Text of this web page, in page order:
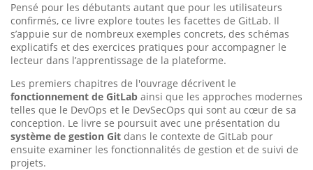
Pensé pour les débutants autant que pour les utilisateurs
confirmés, ce livre explore toutes les facettes de GitLab. Il
s’appuie sur de nombreux exemples concrets, des schémas
explicatifs et des exercices pratiques pour accompagner le
lecteur dans l’apprentissage de la plateforme.
Les premiers chapitres de l'ouvrage décrivent le
fonctionnement de GitLab ainsi que les approches modernes
telles que le DevOps et le DevSecOps qui sont au cœur de sa
conception. Le livre se poursuit avec une présentation du
système de gestion Git dans le contexte de GitLab pour
ensuite examiner les fonctionnalités de gestion et de suivi de
projets.